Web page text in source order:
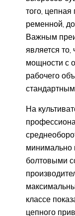
того,
ременной,
Важным
является
мощности с
рабочего
На
минимально
болтовыми
классе
цепного